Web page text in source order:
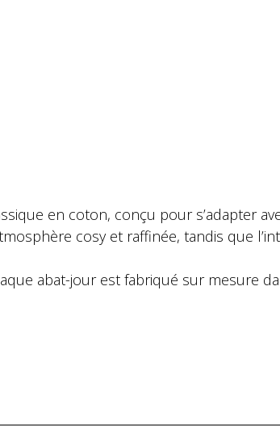
en coton, conçu pour s’adapter
cosy et raffinée, tandis que
abat-jour est fabriqué sur mesure